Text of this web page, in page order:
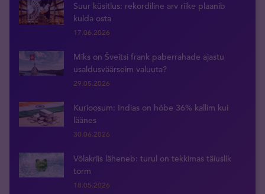
Suur küsitlus: rekordiline arv riike plaanib
kulda osta
17.06.2026
Miks on Šveitsi frank paberrahade ajastu
usaldusväärseim valuuta?
29.05.2026
Kurioosum: Indias on hõbe 36% kallim kui
läänes
30.06.2026
Võlakriis läheneb: turul on tekkimas täiuslik
torm
18.05.2026